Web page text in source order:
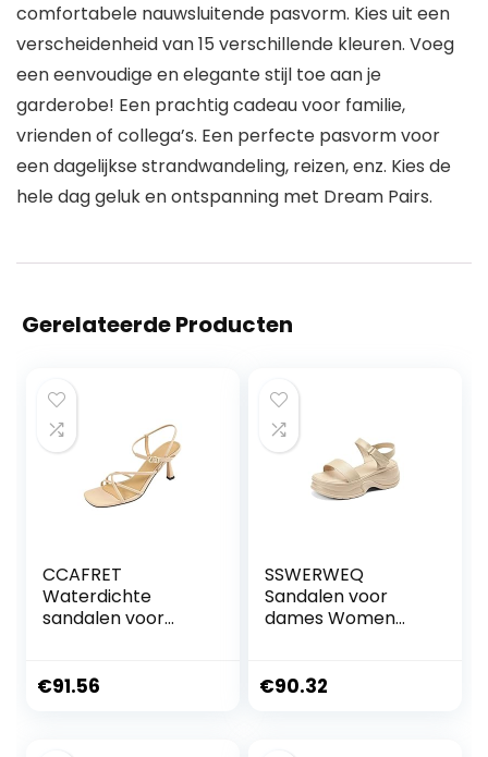
comfortabele nauwsluitende pasvorm. Kies uit een
verscheidenheid van 15 verschillende kleuren. Voeg
een eenvoudige en elegante stijl toe aan je
garderobe! Een prachtig cadeau voor familie,
vrienden of collega’s. Een perfecte pasvorm voor
een dagelijkse strandwandeling, reizen, enz. Kies de
hele dag geluk en ontspanning met Dream Pairs.
Gerelateerde Producten
CCAFRET
Waterdichte
sandalen voor
Sandals Concise
€91.56
SSWERWEQ
Sandalen voor
dames Women
Party Shoes
€90.32